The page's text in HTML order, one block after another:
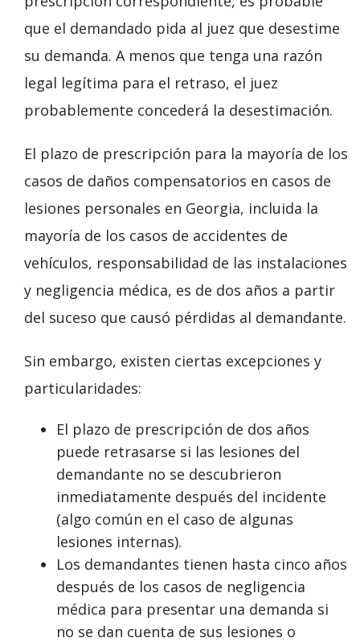
que el demandado pida al juez que desestime
su demanda. A menos que tenga una razón
legal legítima para el retraso, el juez
probablemente concederá la desestimación.
El plazo de prescripción para la mayoría de los
casos de daños compensatorios en casos de
lesiones personales en Georgia, incluida la
mayoría de los casos de accidentes de
vehículos, responsabilidad de las instalaciones
y negligencia médica, es de dos años a partir
del suceso que causó pérdidas al demandante.
Sin embargo, existen ciertas excepciones y
particularidades:
El plazo de prescripción de dos años
puede retrasarse si las lesiones del
demandante no se descubrieron
inmediatamente después del incidente
(algo común en el caso de algunas
lesiones internas).
Los demandantes tienen hasta cinco años
después de los casos de negligencia
médica para presentar una demanda si
no se dan cuenta de sus lesiones o